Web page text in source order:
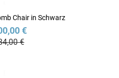
Chair in Schwarz
€
€